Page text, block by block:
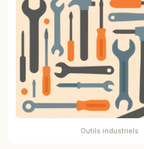
Outils industriels